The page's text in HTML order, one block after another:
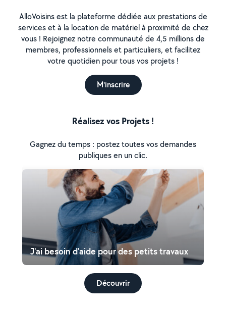
AlloVoisins est la plateforme dédiée aux prestations de
services et à la location de matériel à proximité de chez
vous ! Rejoignez notre communauté de 4,5 millions de
membres, professionnels et particuliers, et facilitez
votre quotidien pour tous vos projets !
M'inscrire
Réalisez vos Projets !
Gagnez du temps : postez toutes vos demandes
publiques en un clic.
J'ai besoin d'aide pour des petits travaux
Découvrir